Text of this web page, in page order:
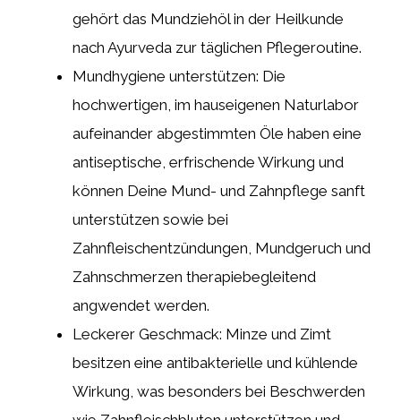
gehört das Mundziehöl in der Heilkunde
nach Ayurveda zur täglichen Pflegeroutine.
Mundhygiene unterstützen: Die
hochwertigen, im hauseigenen Naturlabor
aufeinander abgestimmten Öle haben eine
antiseptische, erfrischende Wirkung und
können Deine Mund- und Zahnpflege sanft
unterstützen sowie bei
Zahnfleischentzündungen, Mundgeruch und
Zahnschmerzen therapiebegleitend
angwendet werden.
Leckerer Geschmack: Minze und Zimt
besitzen eine antibakterielle und kühlende
Wirkung, was besonders bei Beschwerden